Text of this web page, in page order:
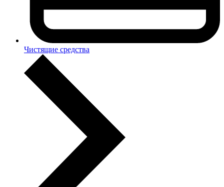
Чистящие средства